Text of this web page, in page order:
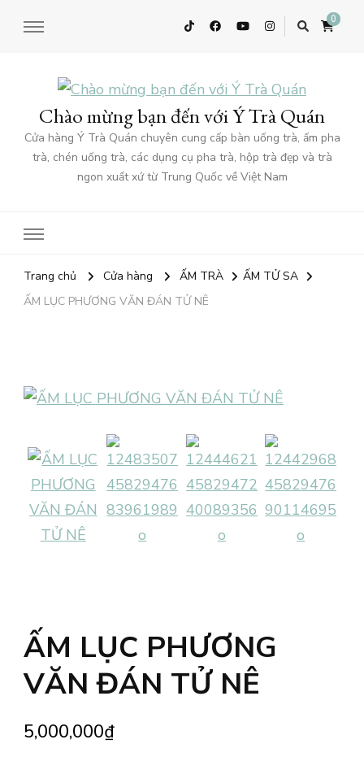
0
Chào mừng bạn đến với Ý Trà Quán
Cửa hàng Ý Trà Quán chuyên cung cấp bàn uống trà, ấm pha
trà, chén uống trà, các dụng cụ pha trà, hộp trà đẹp và trà
ngon xuất xứ từ Trung Quốc về Việt Nam
Trang chủ Cửa hàng ẤM TRÀ
ẤM TỬ SA
ẤM LỤC PHƯƠNG VĂN ĐÁN TỬ NÊ
ẤM LỤC PHƯƠNG
VĂN ĐÁN TỬ NÊ
5,000,000₫